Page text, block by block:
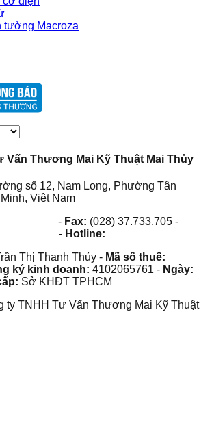
tường Macroza
Vấn Thương Mai Kỹ Thuật Mai Thủy
số 12, Nam Long, Phường Tân
Việt Nam
- Fax: (028) 37.733.705 -
- Hotline:
Thị Thanh Thủy - Mã số thuế:
ký kinh doanh: 4102065761 - Ngày:
Sở KHĐT TPHCM
ty TNHH Tư Vấn Thương Mai Kỹ Thuật